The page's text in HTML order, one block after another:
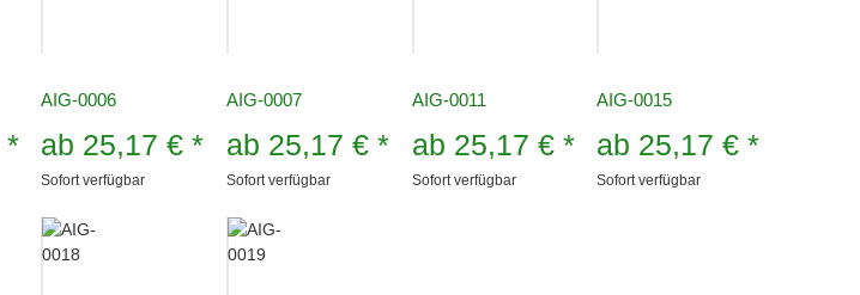
*
AIG-0006
ab 25,17 €*
Sofort verfügbar
AIG-0007
ab 25,17 €*
Sofort verfügbar
AIG-0011
ab 25,17 € *
Sofort verfügbar
AIG-0015
ab 25,17 €*
Sofort verfügbar